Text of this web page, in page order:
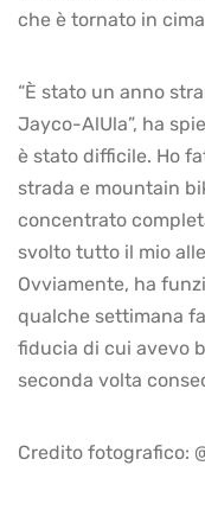
che è tornato in
“È stato un anno
Jayco-AlUla”, ha
è stato difficile. Ho
strada e mountain
concentrato
svolto tutto il mio
Ovviamente, ha
qualche settimana
fiducia di cui avevo
seconda volta
Credito fotografico: